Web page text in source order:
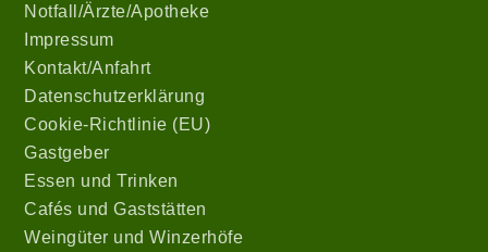
Notfall/Ärzte/Apotheke
Impressum
Kontakt/Anfahrt
Datenschutzerklärung
Cookie-Richtlinie (EU)
Gastgeber
Essen und Trinken
Cafés und Gaststätten
Weingüter und Winzerhöfe